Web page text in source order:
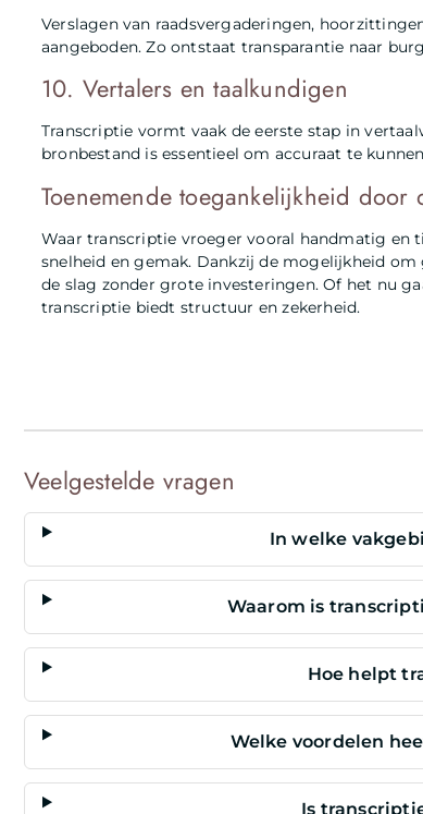
Verslagen van raadsvergaderingen,
aangeboden. Zo ontstaat transparantie naar
10. Vertalers en taalkundigen
Transcriptie vormt vaak de eerste stap in
bronbestand is essentieel om accuraat te
Toenemende toegankelijkheid door
Waar transcriptie vroeger vooral handmatig en
snelheid en gemak. Dankzij de mogelijkheid
de slag zonder grote investeringen. Of het nu
transcriptie biedt structuur en zekerheid.
Veelgestelde vragen
In welke
Waarom is
Hoe helpt
Welke voordelen
Is